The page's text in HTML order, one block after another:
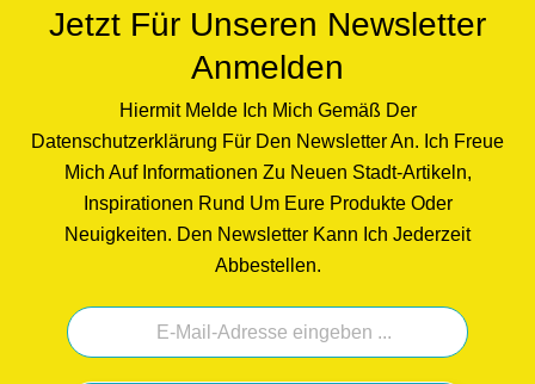
Jetzt Für Unseren Newsletter
Anmelden
Hiermit Melde Ich Mich Gemäß Der
Datenschutzerklärung Für Den Newsletter An. Ich Freue
Mich Auf Informationen Zu Neuen Stadt-Artikeln,
Inspirationen Rund Um Eure Produkte Oder
Neuigkeiten. Den Newsletter Kann Ich Jederzeit
Abbestellen.